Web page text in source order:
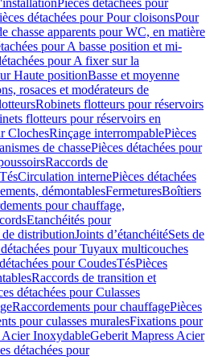
Pièces détachées pour
détachées pour Pour cloisonsPour
chasse apparents pour WC, en matière
pour A basse position et mi-
pour A fixer sur la
Haute positionBasse et moyenne
rosaces et modérateurs de
Robinets flotteurs pour réservoirs
flotteurs pour réservoirs en
ClochesRinçage interrompablePièces
de chassePièces détachées pour
Raccords de
TésCirculation internePièces détachées
démontablesFermeturesBoîtiers
pour chauffage,
Etanchéités pour
distributionJoints d’étanchéitéSets de
pour Tuyaux multicouches
pour CoudesTésPièces
Raccords de transition et
détachées pour Culasses
Raccordements pour chauffagePièces
pour culasses muralesFixations pour
Acier InoxydableGeberit Mapress Acier
détachées pour